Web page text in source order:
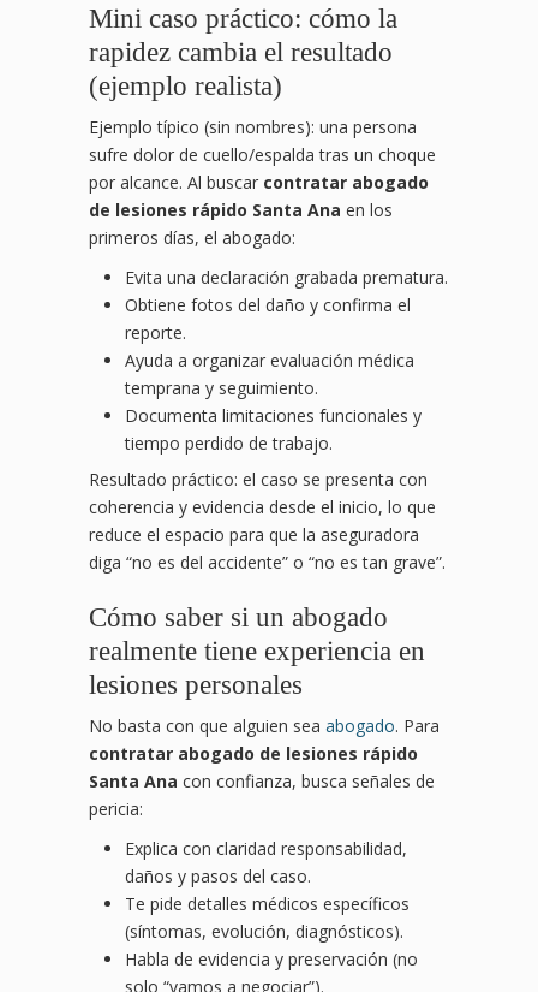
Mini caso práctico: cómo la
rapidez cambia el resultado
(ejemplo realista)
Ejemplo típico (sin nombres): una persona
sufre dolor de cuello/espalda tras un choque
por alcance. Al buscar contratar abogado
de lesiones rápido Santa Ana en los
primeros días, el abogado:
Evita una declaración grabada prematura.
Obtiene fotos del daño y confirma el
reporte.
Ayuda a organizar evaluación médica
temprana y seguimiento.
Documenta limitaciones funcionales y
tiempo perdido de trabajo.
Resultado práctico: el caso se presenta con
coherencia y evidencia desde el inicio, lo que
reduce el espacio para que la aseguradora
diga “no es del accidente” o “no es tan grave”.
Cómo saber si un abogado
realmente tiene experiencia en
lesiones personales
No basta con que alguien sea abogado. Para
contratar abogado de lesiones rápido
Santa Ana con confianza, busca señales de
pericia:
Explica con claridad responsabilidad,
daños y pasos del caso.
Te pide detalles médicos específicos
(síntomas, evolución, diagnósticos).
Habla de evidencia y preservación (no
solo “vamos a negociar”).